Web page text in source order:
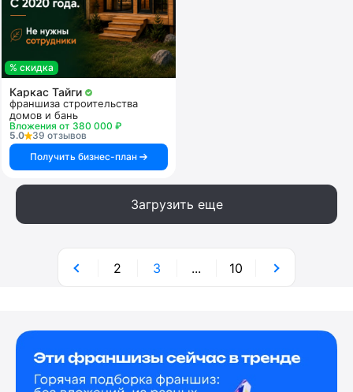
% скидка
Каркас Тайги
франшиза строительства
домов и бань
Вложения от 380 000 ₽
5.0
39 отзывов
Получить бизнес-план
Загрузить еще
2 3 ... 10